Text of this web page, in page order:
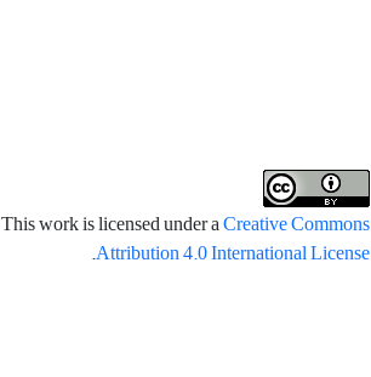
This work is licensed under aCreative Commons
Attribution 4.0 International License
.